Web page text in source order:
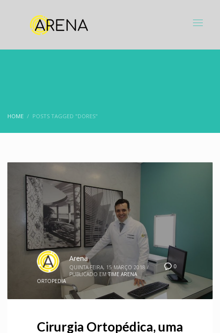
HOME POSTS TAGGED "DORES"
0
Arena
QUINTA-FEIRA, 15 MARÇO 2018 /
PUBLICADO EM TIME ARENA
ORTOPEDIA
Cirurgia Ortopédica, uma